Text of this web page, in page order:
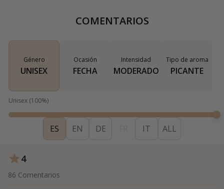
COMENTARIOS
Género
UNISEX
Ocasión
FECHA
Intensidad
MODERADO
Tipo de aroma
PICANTE
Unisex (100%)
ES EN DE IT ALL
4
86 Comentarios